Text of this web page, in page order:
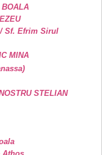
BOALA
Sf. Efrim Sirul
MINA
STELIAN
Athos